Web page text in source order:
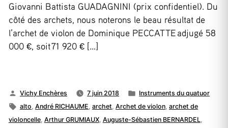
Giovanni Battista GUADAGNINI (prix confidentiel). Du
côté des archets, nous noterons le beau résultat de
l’archet de violon de Dominique PECCATTE adjugé 58
000 €, soit 71 920 € […]
Publié
par
Vichy Enchères 7 juin 2018
Publié
dans
Instruments du quatuor
Étiquettes :
alto ,André RICHAUME ,archet ,Archet de violon ,archet de
violoncelle, Arthur GRUMIAUX, Auguste-Sébastien BERNARDEL